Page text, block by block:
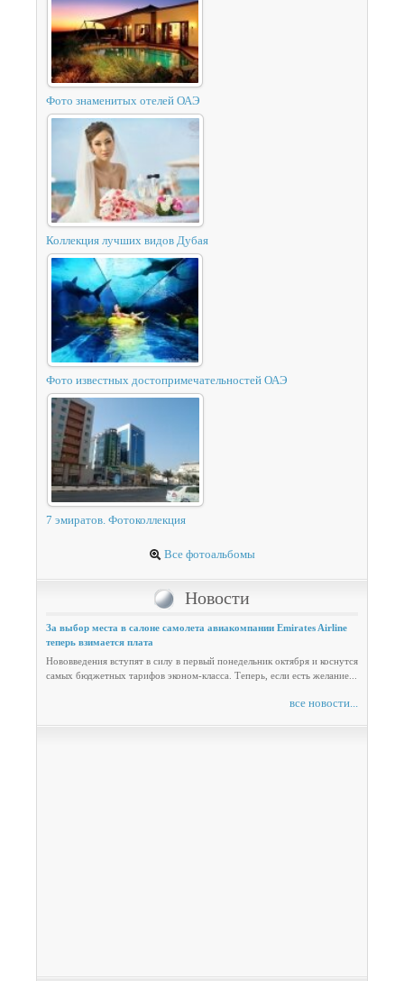
Фото знаменитых отелей ОАЭ
Коллекция лучших видов Дубая
Фото известных достопримечательностей ОАЭ
7 эмиратов. Фотоколлекция
Все фотоальбомы
Новости
За выбор места в салоне самолета авиакомпании Emirates Airline
теперь взимается плата
Нововведения вступят в силу в первый понедельник октября и коснутся
самых бюджетных тарифов эконом-класса. Теперь, если есть желание...
все новости...